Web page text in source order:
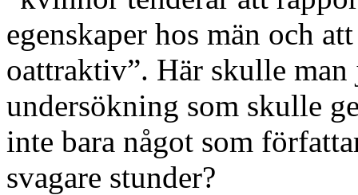
egenskaper hos män och
oattraktiv”. Här skulle
undersökning som skulle
inte bara något som
svagare stunder?